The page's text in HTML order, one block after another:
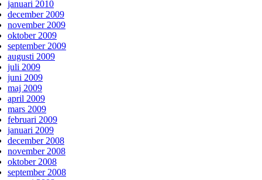
januari 2010
december 2009
november 2009
oktober 2009
september 2009
augusti 2009
juli 2009
juni 2009
maj 2009
april 2009
mars 2009
februari 2009
januari 2009
december 2008
november 2008
oktober 2008
september 2008